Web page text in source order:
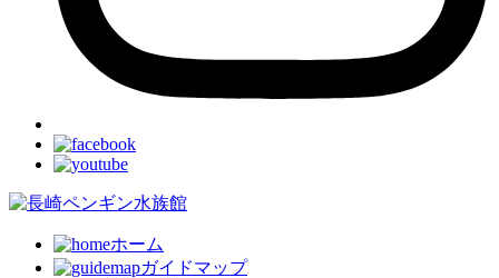
ホーム
ガイドマップ